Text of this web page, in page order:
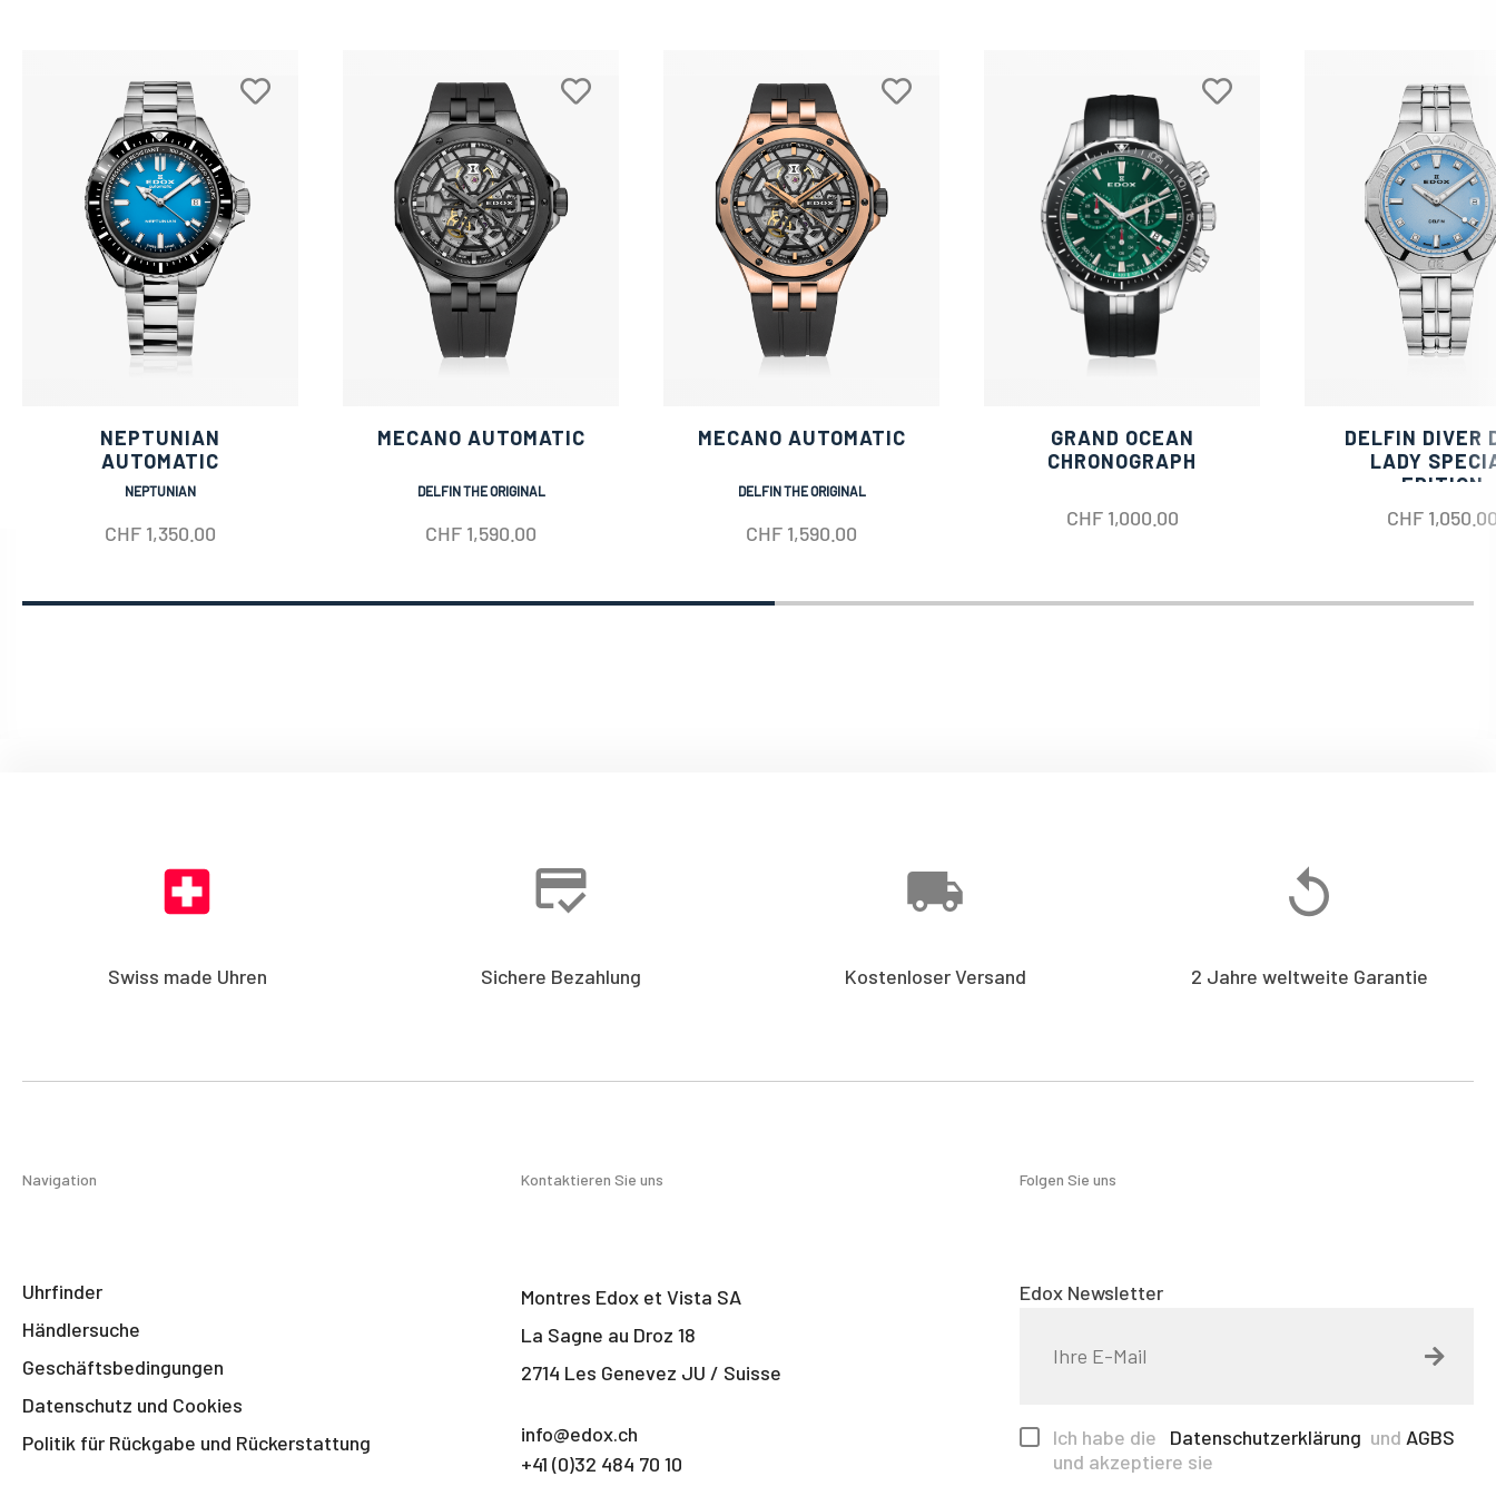
NEPTUNIAN
AUTOMATIC
NEPTUNIAN
CHF 1,350.00
MECANO AUTOMATIC
DELFIN THE ORIGINAL
CHF 1,590.00
MECANO AUTOMATIC
DELFIN THE ORIGINAL
CHF 1,590.00
GRAND OCEAN
CHRONOGRAPH
CHF1,000.00
DELFIN DIVER
LADY
EDITION
CHF
Swiss made Uhren Sichere Bezahlung Kostenloser Versand 2 Jahre weltweite Garantie
Navigation
Uhrfinder
Händlersuche
Geschäftsbedingungen
Datenschutz und Cookies
Politik für Rückgabe und Rückerstattung
Kontaktieren Sie uns
Montres Edox et Vista SA
La Sagne au Droz 18
2714 Les Genevez JU / Suisse
info@edox.ch
+41 (0)32 484 70 10
Folgen Sie uns
Edox Newsletter
Ich habe die Datenschutzerklärung und AGBS
und akzeptiere sie